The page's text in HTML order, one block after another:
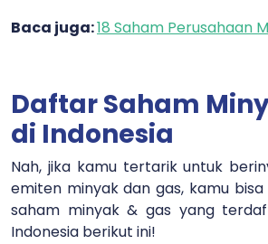
Baca juga:18 Saham Perusahaan
Daftar Saham
di Indonesia
Nah, jika kamu tertarik untuk
emiten minyak dan gas, kamu
saham minyak & gas yang
Indonesia berikut ini!